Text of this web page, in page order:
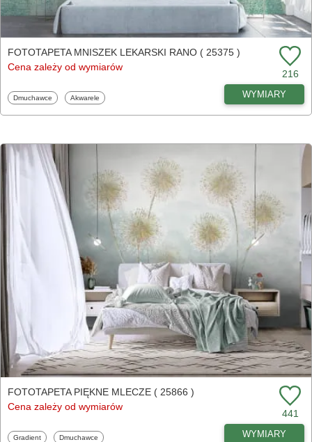
FOTOTAPETA MNISZEK LEKARSKI RANO ( 25375 )
Cena zależy od wymiarów
216
Fototapety
Dmuchawce Fototapety
Akwarele WYMIARY
FOTOTAPETA PIĘKNE MLECZE ( 25866 )
Cena zależy od wymiarów
441
Fototapety
Gradient Fototapety
Dmuchawce WYMIARY